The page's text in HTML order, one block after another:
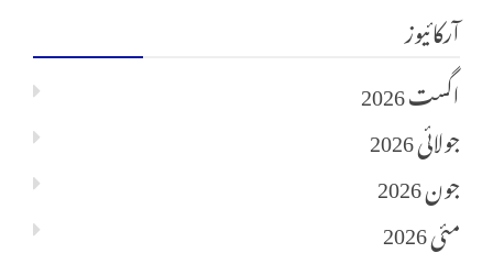
آرکائیوز
اگست 2026
جولائی 2026
جون 2026
مئی 2026